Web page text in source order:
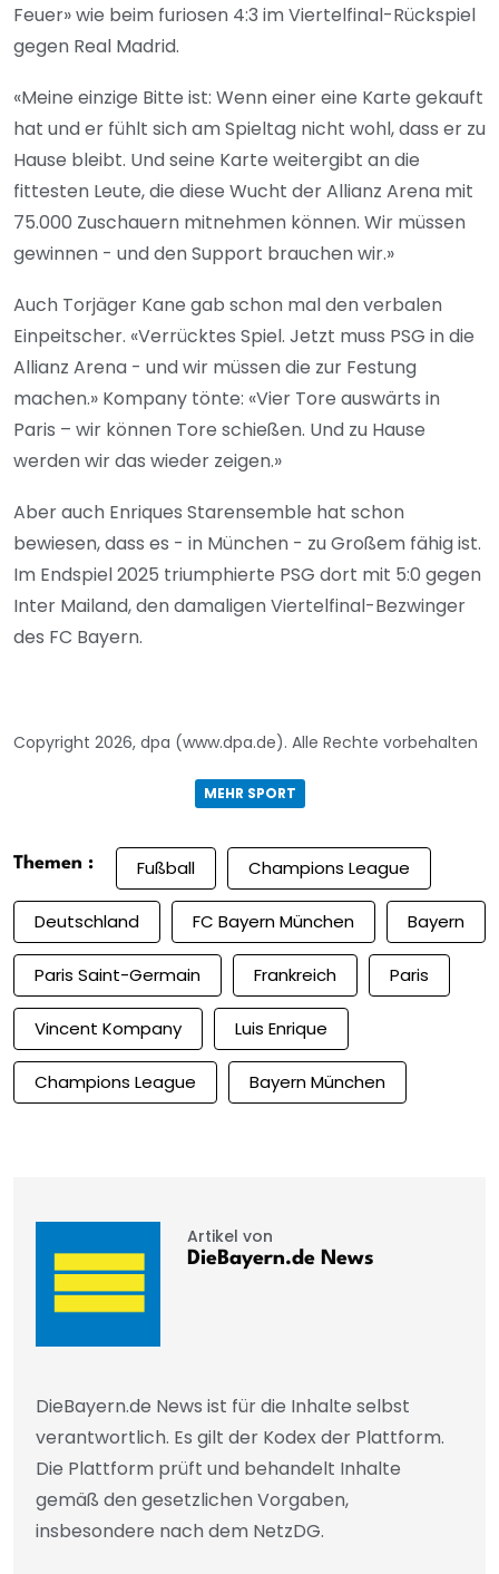
Feuer» wie beim furiosen 4:3 im Viertelfinal-Rückspiel
gegen Real Madrid.
«Meine einzige Bitte ist: Wenn einer eine Karte gekauft
hat und er fühlt sich am Spieltag nicht wohl, dass er zu
Hause bleibt. Und seine Karte weitergibt an die
fittesten Leute, die diese Wucht der Allianz Arena mit
75.000 Zuschauern mitnehmen können. Wir müssen
gewinnen - und den Support brauchen wir.»
Auch Torjäger Kane gab schon mal den verbalen
Einpeitscher. «Verrücktes Spiel. Jetzt muss PSG in die
Allianz Arena - und wir müssen die zur Festung
machen.» Kompany tönte: «Vier Tore auswärts in
Paris – wir können Tore schießen. Und zu Hause
werden wir das wieder zeigen.»
Aber auch Enriques Starensemble hat schon
bewiesen, dass es - in München - zu Großem fähig ist.
Im Endspiel 2025 triumphierte PSG dort mit 5:0 gegen
Inter Mailand, den damaligen Viertelfinal-Bezwinger
des FC Bayern.
Copyright 2026, dpa (www.dpa.de). Alle Rechte vorbehalten
MEHR SPORT
Themen : Fußball Champions League
Deutschland FC Bayern München Bayern
Paris Saint-Germain Frankreich Paris
Vincent Kompany Luis Enrique
Champions League Bayern München
Artikel von
DieBayern.de News
DieBayern.de News ist für die Inhalte selbst
verantwortlich. Es gilt der Kodex der Plattform.
Die Plattform prüft und behandelt Inhalte
gemäß den gesetzlichen Vorgaben,
insbesondere nach dem NetzDG.